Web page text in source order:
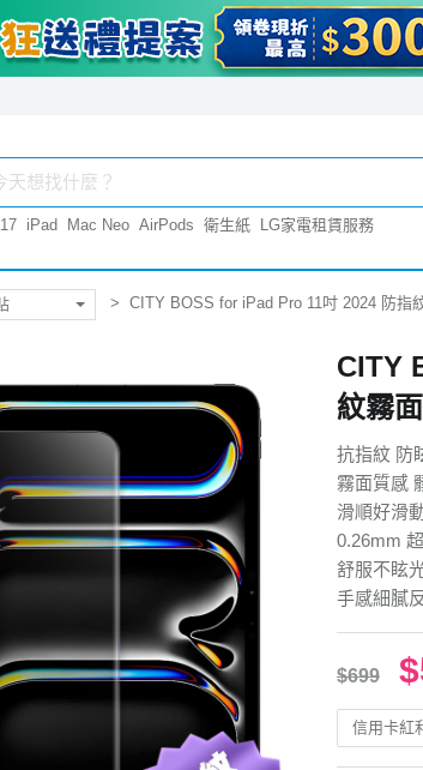
iPad Mac Neo AirPods 衛生紙 LG家電租賃服務
CITY BOSS for iPad Pro 11吋 2024 防指
CITY
紋霧
抗指紋 防
霧面質感
滑順好滑
0.26mm
舒服不眩
手感細膩
$699
信用卡紅